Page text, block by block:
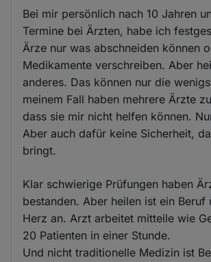
Bei mir persönlich nach 10 Jahren
Termine bei Ärzten, habe ich
Ärze nur was abschneiden können
Medikamente verschreiben. Aber
anderes. Das können nur die
meinem Fall haben mehrere Ärzte
dass sie mir nicht helfen können.
Aber auch dafür keine Sicherheit,
bringt.
Klar schwierige Prüfungen haben
bestanden. Aber heilen ist ein Beruf
Herz an. Arzt arbeitet mitteile wie
20 Patienten in einer Stunde.
Und nicht traditionelle Medizin ist